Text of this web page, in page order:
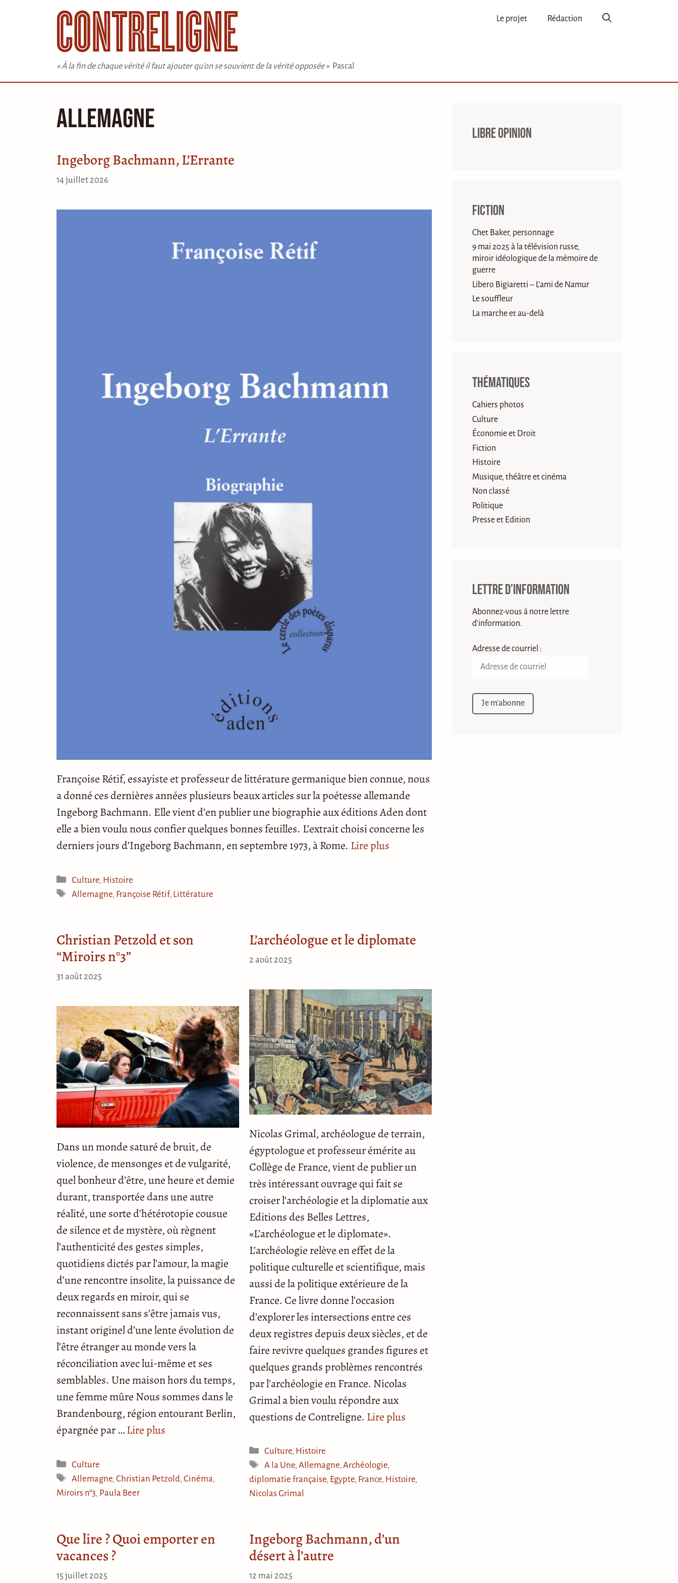
« À la fin de chaque vérité il faut ajouter qu'on se souvient de la vérité opposée » Pascal
Le projet Rédaction
Allemagne
Ingeborg Bachmann, L’Errante
14 juillet 2026
Françoise Rétif, essayiste et professeur de littérature germanique bien connue, nous
a donné ces dernières années plusieurs beaux articles sur la poétesse allemande
Ingeborg Bachmann. Elle vient d’en publier une biographie aux éditions Aden dont
elle a bien voulu nous confier quelques bonnes feuilles. L’extrait choisi concerne les
derniers jours d’Ingeborg Bachmann, en septembre 1973, à Rome. Lire plus
Catégories
Culture, Histoire
Étiquettes
Allemagne, Françoise Rétif, Littérature
Christian Petzold et son
“Miroirs n°3”
31 août 2025
Dans un monde saturé de bruit, de
violence, de mensonges et de vulgarité,
quel bonheur d’être, une heure et demie
durant, transportée dans une autre
réalité, une sorte d’hétérotopie cousue
de silence et de mystère, où règnent
l’authenticité des gestes simples,
quotidiens dictés par l’amour, la magie
d’une rencontre insolite, la puissance de
deux regards en miroir, qui se
reconnaissent sans s’être jamais vus,
instant originel d’une lente évolution de
l’être étranger au monde vers la
réconciliation avec lui-même et ses
semblables. Une maison hors du temps,
une femme mûre Nous sommes dans le
Brandenbourg, région entourant Berlin,
épargnée par …Lire plus
Catégories
Culture
Étiquettes
Allemagne, Christian Petzold Cinéma
Miroirs n°3 Paula Beer
L’archéologue et le diplomate
2 août 2025
Nicolas Grimal, archéologue de terrain,
égyptologue et professeur émérite au
Collège de France, vient de publier un
très intéressant ouvrage qui fait se
croiser l’archéologie et la diplomatie aux
Editions des Belles Lettres,
«L’archéologue et le diplomate».
L’archéologie relève en effet de la
politique culturelle et scientifique, mais
aussi de la politique extérieure de la
France. Ce livre donne l’occasion
d’explorer les intersections entre ces
deux registres depuis deux siècles, et de
faire revivre quelques grandes figures et
quelques grands problèmes rencontrés
par l’archéologie en France. Nicolas
Grimal a bien voulu répondre aux
questions de Contreligne. Lire plus
Catégories
Culture, Histoire
Étiquettes
A la Une, Allemagne, Archéologie,
diplomatie française, Egypte, France, Histoire,
Nicolas Grimal
Que lire ? Quoi emporter en
vacances ?
15 juillet 2025
Ingeborg Bachmann, d’un
désert à l’autre
12 mai 2025
Libre opinion
Fiction
Chet Baker, personnage
9 mai 2025 à la télévision russe,
miroir idéologique de la mémoire de
guerre
Libero Bigiaretti – L’ami de Namur
Le souffleur
La marche et au-delà
Thématiques
Cahiers photos
Culture
Économie et Droit
Fiction
Histoire
Musique, théâtre et cinéma
Non classé
Politique
Presse et Edition
Lettre d’information
Abonnez-vous à notre lettre
d'information.
Adresse de courriel :